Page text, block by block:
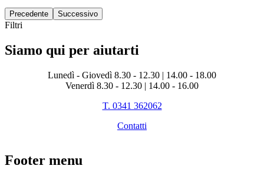
Precedente Successivo
Filtri
Siamo qui per aiutarti
Lunedì - Giovedì 8.30 - 12.30 | 14.00 - 18.00
Venerdì 8.30 - 12.30 | 14.00 - 16.00
T. 0341 362062
Contatti
Footer menu